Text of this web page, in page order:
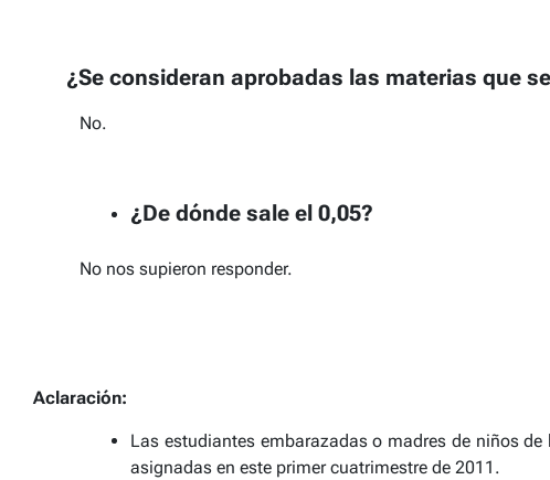
¿Se consideran aprobadas las materias que
No.
¿De dónde sale el 0,05?
No nos supieron responder.
Aclaración:
Las estudiantes embarazadas o madres de niños
asignadas en este primer cuatrimestre de 2011.